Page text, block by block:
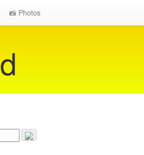
📸 Photos